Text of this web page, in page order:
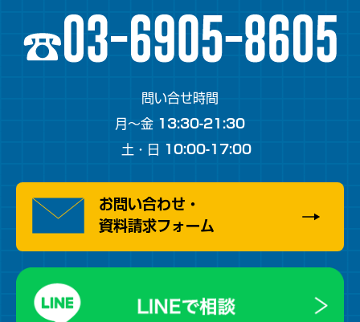
問い合せ時間
月～金 13:30-21:30
土・日
10:00-17:00
お問い合わせ・
資料請求フォーム